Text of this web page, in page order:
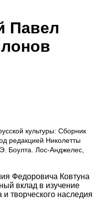
Павел
культуры: Сборник
редакцией Николетты
Боулта. Лос-Анджелес,
Федоровича Ковтуна
вклад в изучение
и творческого наследия